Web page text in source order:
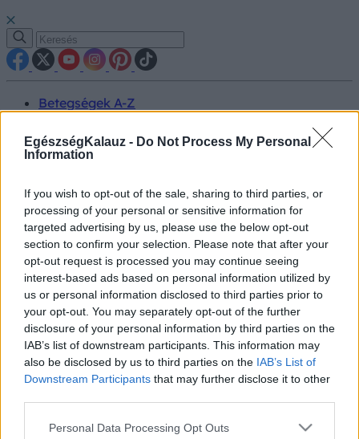
EgészségKalauz - Do Not Process My Personal
Information
If you wish to opt-out of the sale, sharing to third parties, or
processing of your personal or sensitive information for
targeted advertising by us, please use the below opt-out
section to confirm your selection. Please note that after your
opt-out request is processed you may continue seeing
interest-based ads based on personal information utilized by
us or personal information disclosed to third parties prior to
your opt-out. You may separately opt-out of the further
disclosure of your personal information by third parties on the
IAB’s list of downstream participants. This information may
also be disclosed by us to third parties on the IAB’s List of
Downstream Participants that may further disclose it to other
Please note that this website/app uses one or more Google
Personal Data Processing Opt Outs
Betegségek A-Z
Vizsgálat
Kezelés
Prevenció
Hírek
Videók
Kisállatok egészsége
#allergia#influenza#cukorbetegség
#orvosmeteorológia#vérnyomás#stroke#rákbetegség
#pajzsmirigy #reflux#ekcéma #herpesz
Regisztráció